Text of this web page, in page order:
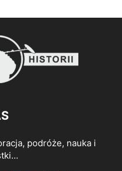
podróże, nauka i